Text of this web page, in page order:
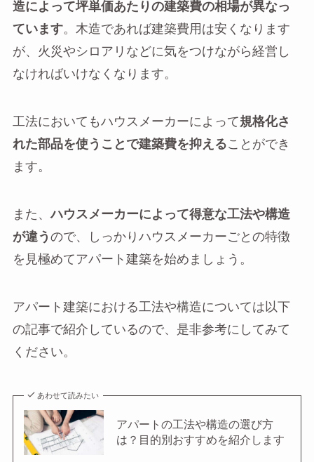
造によって坪単価あたりの建築費の相場が異なっ
ています。木造であれば建築費用は安くなります
が、火災やシロアリなどに気をつけながら経営し
なければいけなくなります。
工法においてもハウスメーカーによって規格化さ
れた部品を使うことで建築費を抑えることができ
ます。
また、ハウスメーカーによって得意な工法や構造
が違う ので、しっかりハウスメーカーごとの特徴
を見極めてアパート建築を始めましょう。
アパート建築における工法や構造については以下
の記事で紹介しているので、是非参考にしてみて
ください。
あわせて読みたい
アパートの工法や構造の選び方
は？目的別おすすめを紹介します